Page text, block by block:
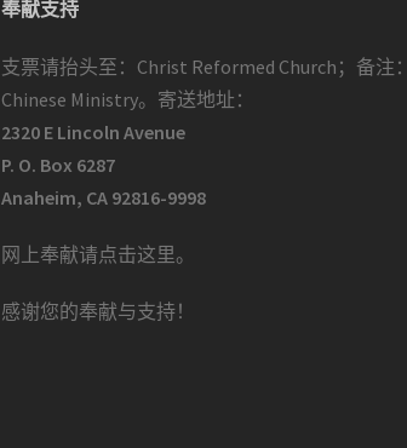
奉献支持
支票请抬头至：Christ Reformed Church；备注：
Chinese Ministry。寄送地址：
2320 E Lincoln Avenue
P. O. Box 6287
Anaheim, CA 92816-9998
网上奉献请点击这里。
感谢您的奉献与支持！